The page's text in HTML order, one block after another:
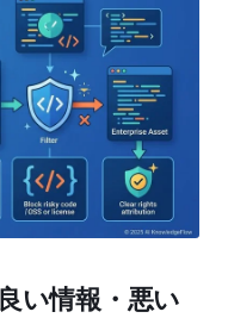
い情報・悪い